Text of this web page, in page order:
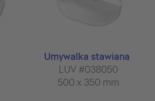
Umywalka stawiana
LUV #038050
500 x 350 mm